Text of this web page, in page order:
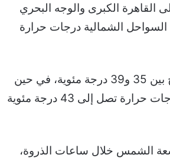
القاهرة الكبرى والوجه البحري
تسجل السواحل الشمالية درجات حرارة
أما مناطق شمال الصعيد فتشهد درجات حرارة تتراوح بين 35 و39 درجة مئوية، في حين
تستمر الأجواء شديدة الحرارة على جنوب الصعيد بدرجات حرارة تصل إلى 43 درجة مئوية
الشمس خلال ساعات الذروة،